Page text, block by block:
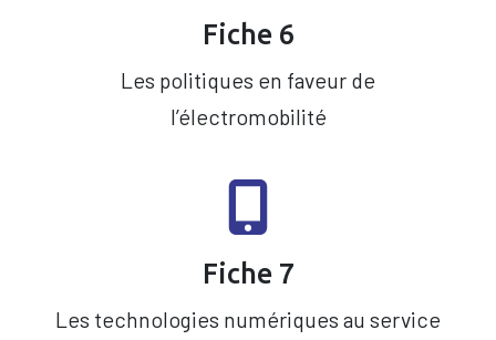
Fiche 6
Les politiques en faveur de
l’électromobilité
Fiche 7
Les technologies numériques au service